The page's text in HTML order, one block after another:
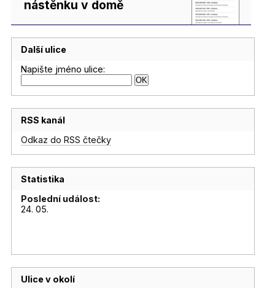
nástěnku v domě
Další ulice
Napište jméno ulice:
RSS kanál
Odkaz do RSS čtečky
Statistika
Poslední událost:
24. 05.
Ulice v okolí